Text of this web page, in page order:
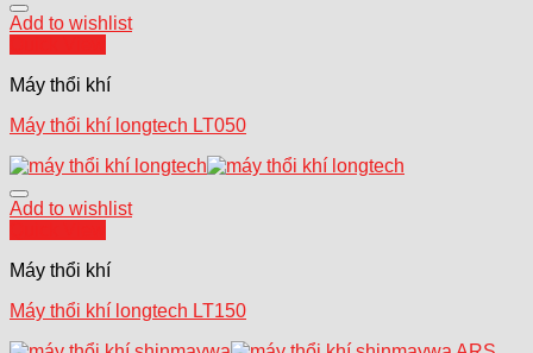
Add to wishlist
Máy thổi khí
Máy thổi khí longtech LT050
Add to wishlist
Máy thổi khí
Máy thổi khí longtech LT150